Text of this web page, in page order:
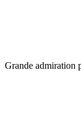
Grande admiration